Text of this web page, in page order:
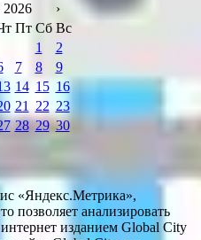
2026
›
Пт Сб Вс
1
2
7 8
9
14 15 16
21 22 23
28 29 30
«Яндекс.Метрика»,
позволяет анализировать
изданием Global City